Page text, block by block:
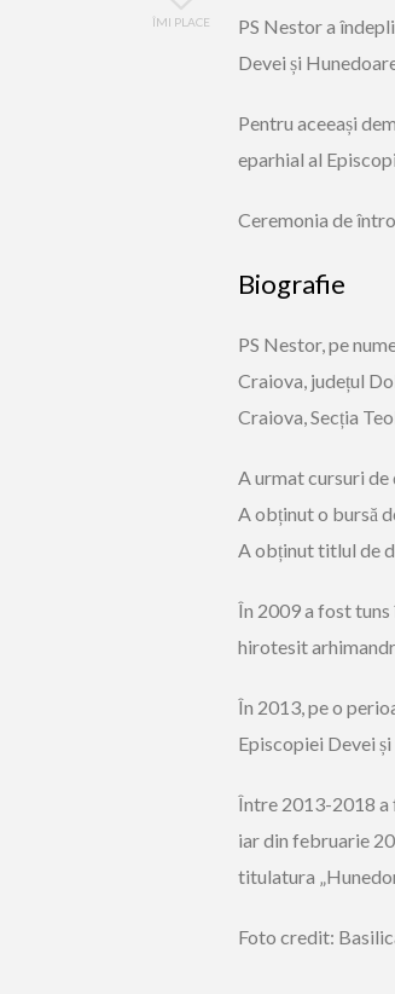
ÎMI PLACE
PS Nestor a
Devei și
Pentru aceeași
eparhial al
Ceremonia de
Biografie
PS Nestor, pe
Craiova, județul
Craiova, Secția
A urmat cursuri
A obținut o bursă
A obținut titlul de
În 2009 a fost
hirotesit
În 2013, pe o
Episcopiei Devei
Între 2013-2018 a
iar din februarie
titulatura
Foto credit: